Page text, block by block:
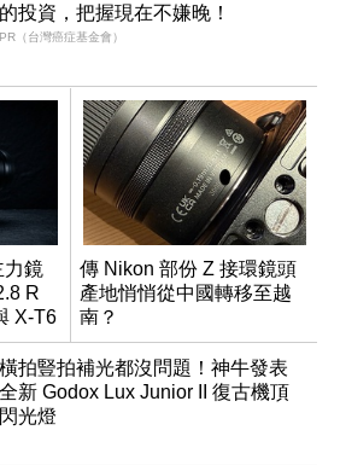
的投資，把握現在不嫌晚！
PR（台灣癌症基金會）
力鏡
R
X-T6
傳 Nikon 部份 Z 接環鏡頭
產地悄悄從中國轉移至越
南？
橫拍豎拍補光都沒問題！神牛發表
全新 Godox Lux Junior II 復古機頂
閃光燈